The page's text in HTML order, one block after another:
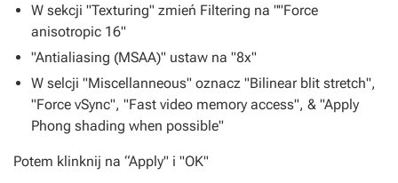
W sekcji "Texturing" zmień Filtering na ""Force
anisotropic 16"
"Antialiasing (MSAA)" ustaw na "8x"
W selcji "Miscellanneous" oznacz "Bilinear blit stretch",
"Force vSync", "Fast video memory access", & "Apply
Phong shading when possible"
Potem klinknij na “Apply" i "OK"